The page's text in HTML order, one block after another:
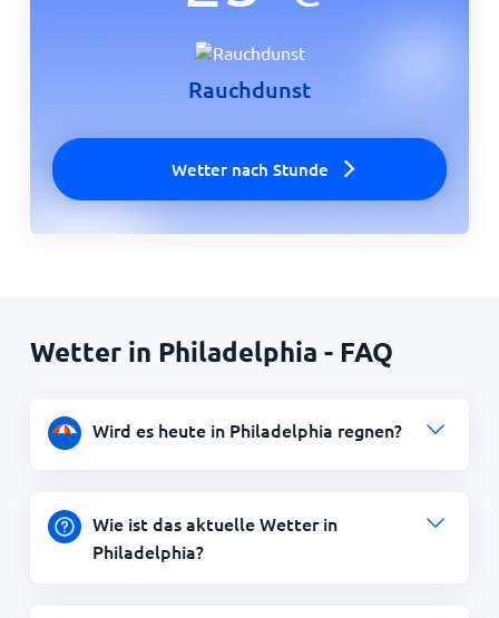
Rauchdunst
Wetter nach Stunde
Wetter in Philadelphia - FAQ
Wird es heute in Philadelphia regnen?
Wie ist das aktuelle Wetter in
Philadelphia?